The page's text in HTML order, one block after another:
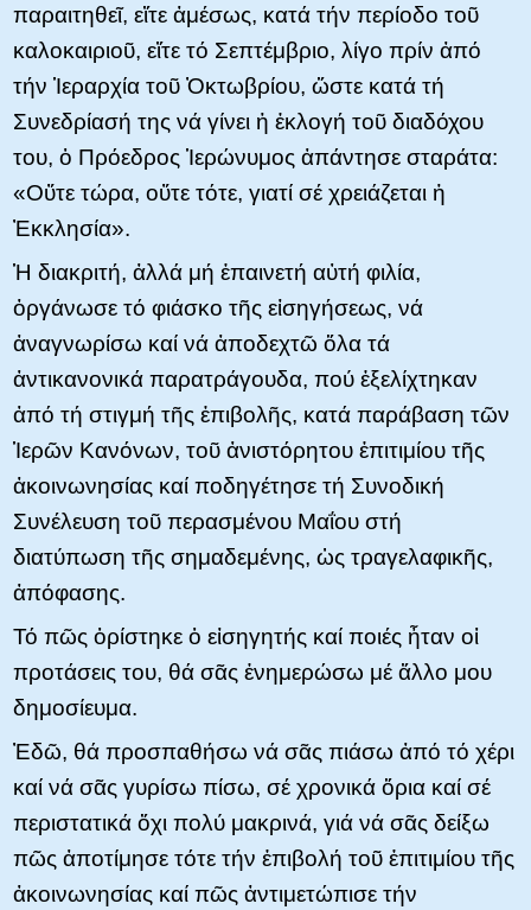
παραιτηθεῖ, εἴτε ἀμέσως, κατά τήν περίοδο τοῦ
καλοκαιριοῦ, εἴτε τό Σεπτέμβριο, λίγο πρίν ἀπό
τήν Ἱεραρχία τοῦ Ὀκτωβρίου, ὥστε κατά τή
Συνεδρίασή της νά γίνει ἡ ἐκλογή τοῦ διαδόχου
του, ὁ Πρόεδρος Ἱερώνυμος ἀπάντησε σταράτα:
«Οὔτε τώρα, οὔτε τότε, γιατί σέ χρειάζεται ἡ
Ἐκκλησία».
Ἡ διακριτή, ἀλλά μή ἐπαινετή αὐτή φιλία,
ὀργάνωσε τό φιάσκο τῆς εἰσηγήσεως, νά
ἀναγνωρίσω καί νά ἀποδεχτῶ ὅλα τά
ἀντικανονικά παρατράγουδα, πού ἐξελίχτηκαν
ἀπό τή στιγμή τῆς ἐπιβολῆς, κατά παράβαση τῶν
Ἱερῶν Κανόνων, τοῦ ἀνιστόρητου ἐπιτιμίου τῆς
ἀκοινωνησίας καί ποδηγέτησε τή Συνοδική
Συνέλευση τοῦ περασμένου Μαΐου στή
διατύπωση τῆς σημαδεμένης, ὡς τραγελαφικῆς,
ἀπόφασης.
Τό πῶς ὁρίστηκε ὁ εἰσηγητής καί ποιές ἦταν οἱ
προτάσεις του, θά σᾶς ἐνημερώσω μέ ἄλλο μου
δημοσίευμα.
Ἐδῶ, θά προσπαθήσω νά σᾶς πιάσω ἀπό τό χέρι
καί νά σᾶς γυρίσω πίσω, σέ χρονικά ὅρια καί σέ
περιστατικά ὄχι πολύ μακρινά, γιά νά σᾶς δείξω
πῶς ἀποτίμησε τότε τήν ἐπιβολή τοῦ ἐπιτιμίου τῆς
ἀκοινωνησίας καί πῶς ἀντιμετώπισε τήν